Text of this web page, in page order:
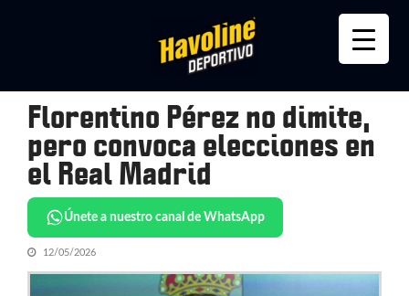
Florentino Pérez no dimite,
pero convoca elecciones en
el Real Madrid
Únete a nuestro canal de WhatsApp
12/05/2026